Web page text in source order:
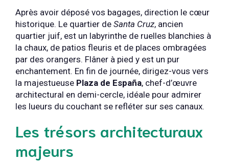
Après avoir déposé vos bagages, direction le cœur
historique. Le quartier de Santa Cruz, ancien
quartier juif, est un labyrinthe de ruelles blanchies à
la chaux, de patios fleuris et de places ombragées
par des orangers. Flâner à pied y est un pur
enchantement. En fin de journée, dirigez-vous vers
la majestueuse Plaza de España, chef-d’œuvre
architectural en demi-cercle, idéale pour admirer
les lueurs du couchant se refléter sur ses canaux.
Les trésors architecturaux
majeurs